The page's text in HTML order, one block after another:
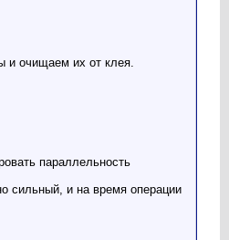
и очищаем их от клея.
параллельность
сильный, и на время операции